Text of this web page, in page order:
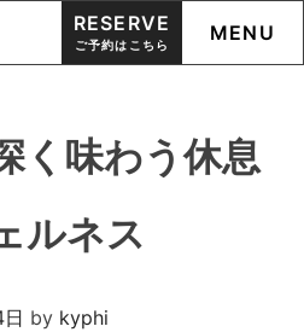
RESERVE
ご予約はこちら MENU
く味わう休息
ルネス
by kyphi